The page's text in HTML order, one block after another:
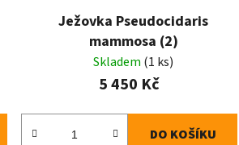
Ježovka Pseudocidaris
mammosa (2)
Skladem (1 ks)
5 450 Kč
DO KOŠÍKU